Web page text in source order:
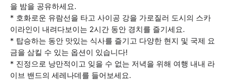
을 밤을 공유하세요.
* 호화로운 유람선을 타고 사이공 강을 가로질러 도시의 스카
이라인이 내려다보이는 2시간 동안 경치를 즐기세요.
* 탑승하는 동안 맛있는 식사를 즐기고 다양한 현지 및 국제 요
금을 삼킬 수 있는 옵션이 있습니다!
* 진정으로 낭만적이고 잊을 수 없는 저녁을 위해 여행 내내 라
이브 밴드의 세레나데를 들어보세요.